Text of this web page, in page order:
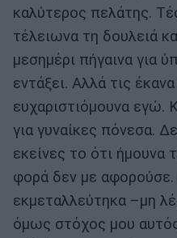
καλύτερος πελάτης.
τέλειωνα τη δουλειά
μεσημέρι πήγαινα για
εντάξει. Αλλά τις
ευχαριστιόμουνα εγώ.
για γυναίκες πόνεσα.
εκείνες το ότι ήμουνα
φορά δεν με
εκμεταλλεύτηκα –μη
όμως στόχος μου